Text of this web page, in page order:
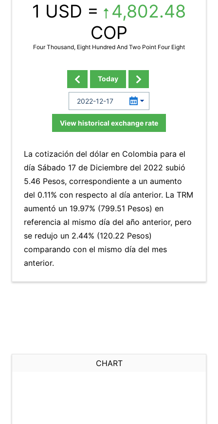
1 USD =
4,802.48
COP
Four Thousand, Eight Hundred And Two Point Four Eight
Today
View historical exchange rate
La cotización del dólar en Colombia para el
día Sábado 17 de Diciembre del 2022 subió
5.46 Pesos, correspondiente a un aumento
del 0.11% con respecto al día anterior. La TRM
aumentó un 19.97% (799.51 Pesos) en
referencia al mismo día del año anterior, pero
se redujo un 2.44% (120.22 Pesos)
comparando con el mismo día del mes
anterior.
CHART